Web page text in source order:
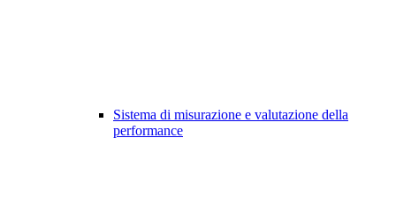
Sistema di misurazione e valutazione della
performance